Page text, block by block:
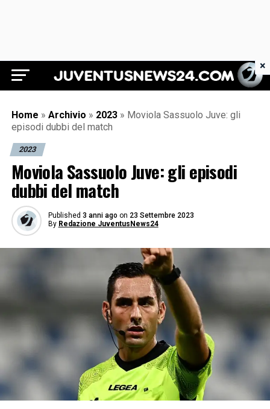
Juventus News 24
Home » Archivio » 2023 » Moviola Sassuolo Juve: gli
episodi dubbi del match
2023
Moviola Sassuolo Juve: gli episodi
dubbi del match
Published 3 anni ago on 23 Settembre 2023
By Redazione JuventusNews24
×